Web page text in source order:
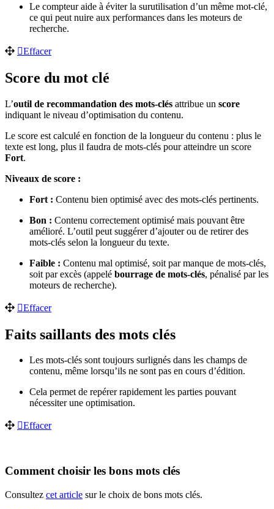
Le compteur aide à éviter la surutilisation d’un même mot-clé,
ce qui peut nuire aux performances dans les moteurs de
recherche.
Effacer
Score du mot clé
L’outil de recommandation des mots-clés attribue un score
indiquant le niveau d’optimisation du contenu.
Le score est calculé en fonction de la longueur du contenu : plus le
texte est long, plus il faudra de mots-clés pour atteindre un score
Fort.
Niveaux de score :
Fort : Contenu bien optimisé avec des mots-clés pertinents.
Bon : Contenu correctement optimisé mais pouvant être
amélioré. L’outil peut suggérer d’ajouter ou de retirer des
mots-clés selon la longueur du texte.
Faible : Contenu mal optimisé, soit par manque de mots-clés,
soit par excès (appelé bourrage de mots-clés, pénalisé par les
moteurs de recherche).
Effacer
Faits saillants des mots clés
Les mots-clés sont toujours surlignés dans les champs de
contenu, même lorsqu’ils ne sont pas en cours d’édition.
Cela permet de repérer rapidement les parties pouvant
nécessiter une optimisation.
Effacer
Comment choisir les bons mots clés
Consultez cet article sur le choix de bons mots clés.